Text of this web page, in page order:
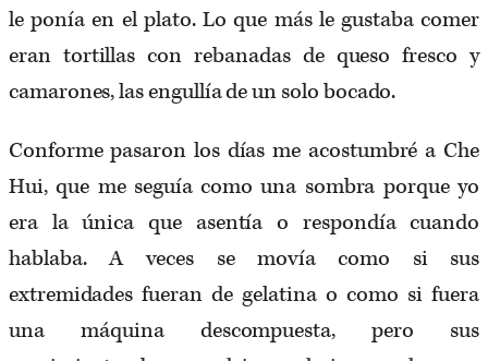
le ponía en el plato. Lo que más le gustaba comer
eran tortillas con rebanadas de queso fresco y
camarones, las engullía de un solo bocado.
Conforme pasaron los días me acostumbré a Che
Hui, que me seguía como una sombra porque yo
era la única que asentía o respondía cuando
hablaba. A veces se movía como si sus
extremidades fueran de gelatina o como si fuera
una máquina descompuesta, pero sus